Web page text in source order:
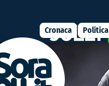
Cronaca Politica